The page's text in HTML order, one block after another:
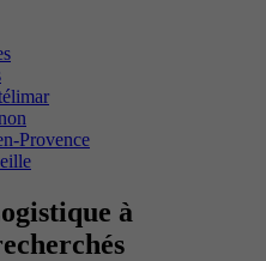
Provence
à